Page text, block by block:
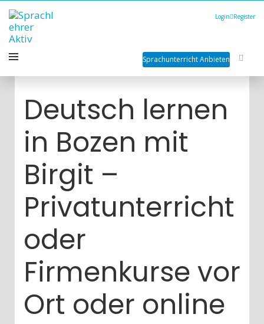
Login Register
Sprachunterricht Anbieten
Deutsch lernen
in Bozen mit
Birgit –
Privatunterricht
oder
Firmenkurse vor
Ort oder online